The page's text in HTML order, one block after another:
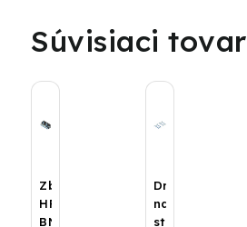
Súvisiaci tovar
Zberač
HPW-
BN
Držiak
na
stenu